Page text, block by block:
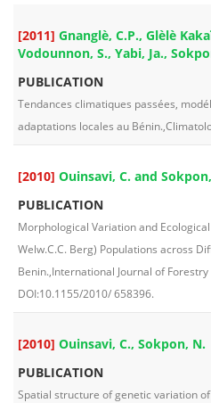
[2011] Gnanglè, C.P., Glèlè
Vodounnon, S., Yabi, Ja.,
PUBLICATION
Tendances climatiques passées,
adaptations locales au
[2010] Ouinsavi, C. and
PUBLICATION
Morphological Variation and
Welw.C.C. Berg) Populations across
Benin.,International Journal of Forestry
DOI:10.1155/2010/ 658396.
[2010] Ouinsavi, C., Sokpon, N.
PUBLICATION
Spatial structure of genetic variation